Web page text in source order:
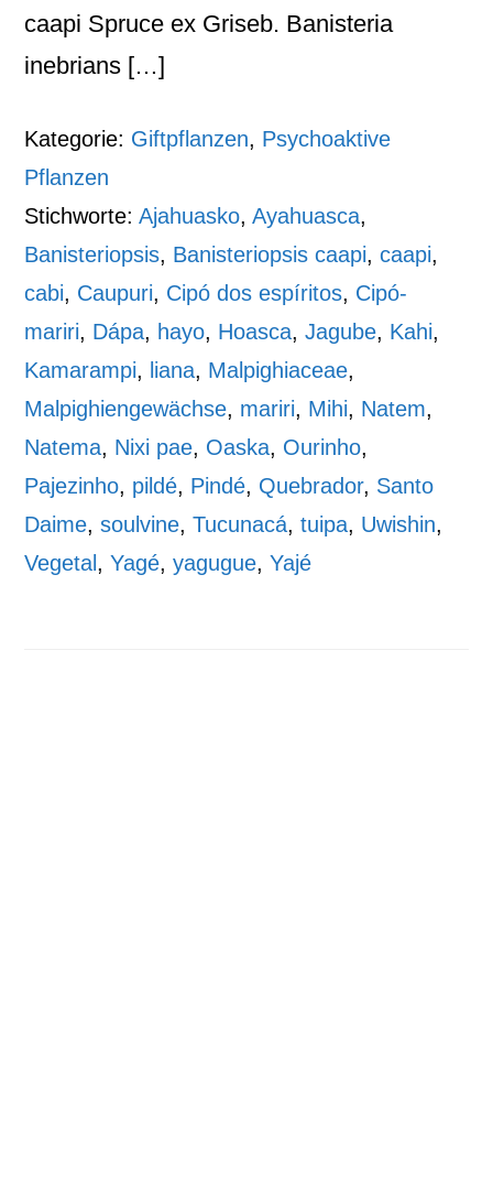
caapi Spruce ex Griseb. Banisteria
inebrians […]
Kategorie: Giftpflanzen, Psychoaktive
Pflanzen
Stichworte:Ajahuasko,Ayahuasca,
Banisteriopsis, Banisteriopsis caapi,caapi,
cabi, Caupuri, Cipó dos espíritos, Cipó-
mariri, Dápa, hayo, Hoasca,Jagube, Kahi,
Kamarampi, liana, Malpighiaceae,
Malpighiengewächse, mariri, Mihi, Natem,
Natema, Nixi pae, Oaska, Ourinho,
Pajezinho, pildé, Pindé, Quebrador, Santo
Daime,soulvine,Tucunacá,tuipa, Uwishin,
Vegetal ,Yagé,yagugue,Yajé